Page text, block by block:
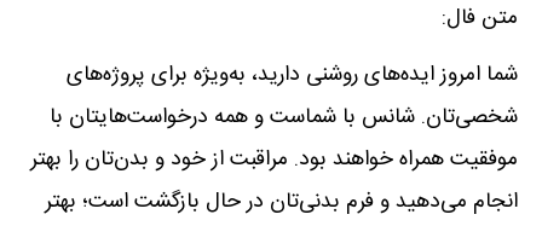
متن فال:
شما امروز ایده‌های روشنی دارید، به‌ویژه برای پروژه‌های
شخصی‌تان. شانس با شماست و همه درخواست‌هایتان با
موفقیت همراه خواهند بود. مراقبت از خود و بدن‌تان را بهتر
انجام می‌دهید و فرم بدنی‌تان در حال بازگشت است؛ بهتر